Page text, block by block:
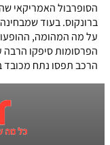
הסופרבול האמריקאי
ברונקוס. בעוד שמבחינה
על מה המהומה,
הפרסומות סיפקו הרבה
הרכב תפסו נתח מכובד